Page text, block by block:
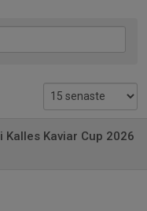
Kalles Kaviar Cup 2026